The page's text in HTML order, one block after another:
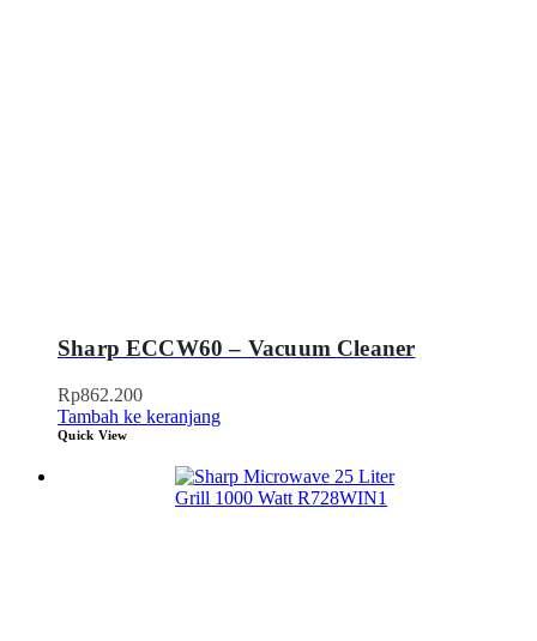
Sharp ECCW60 – Vacuum Cleaner
Rp862.200
Tambah ke keranjang
Quick View